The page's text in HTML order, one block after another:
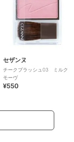
セザンヌ
チークブラッシュ03 ミルク
モーヴ
¥550